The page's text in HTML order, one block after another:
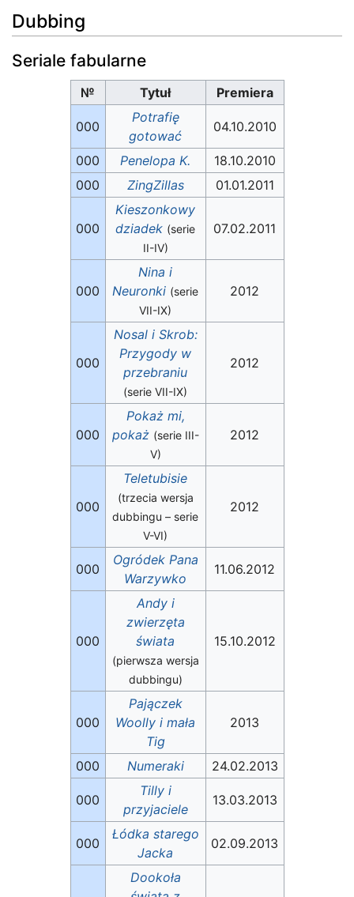
Dubbing
Seriale fabularne
№ Tytuł Premiera
000
Potrafię
gotować
04.10.2010
000 Penelopa K.
18.10.2010
000
ZingZillas 01.01.2011
000
Kieszonkowy
dziadek (serie
II-IV)
07.02.2011
000
Nina i
Neuronki (serie
VII-IX)
2012
000
Nosal i Skrob:
Przygody w
przebraniu
(serie VII-IX)
2012
000
Pokaż mi,
pokaż (serie III-
V)
2012
000
Teletubisie
(trzecia wersja
dubbingu – serie
V-VI)
2012
000
Ogródek Pana
Warzywko
11.06.2012
000
Andy i
zwierzęta
świata
(pierwsza wersja
dubbingu)
15.10.2012
000
Pajączek
Woolly i mała
Tig
2013
000 Numeraki 24.02.2013
000
Tilly i
przyjaciele
13.03.2013
000
Łódka starego
Jacka
02.09.2013
Dookoła